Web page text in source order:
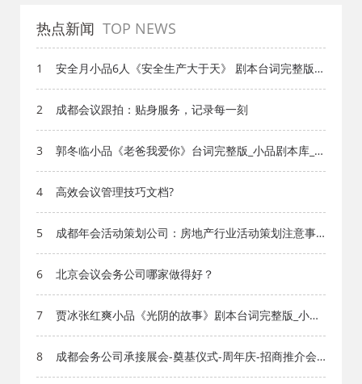
热点新闻 TOP NEWS
1
安全月小品6人《安全生产大于天》 剧本台词完整版_
文案网_文档网
2 成都会议跟拍：贴身服务，记录每一刻
3
郭冬临小品《老爸我爱你》台词完整版_小品剧本库_知
4
高效会议管理技巧文档?
5
成都年会活动策划公司：房地产行业活动策划注意事
6
北京会议会务公司哪家做得好？
7
贾冰张红爽小品《光阴的故事》剧本台词完整版_小品
网_文档网
8
成都会务公司承接展会-奠基仪式-周年庆-招商推介会-